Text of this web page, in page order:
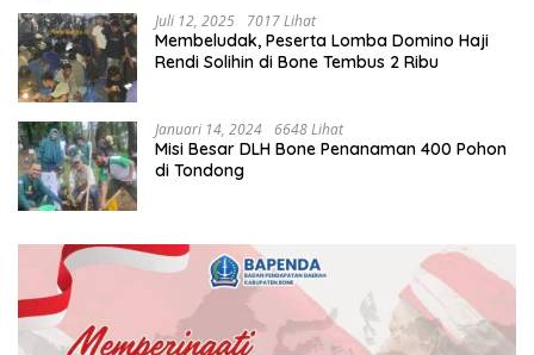
Juli 12, 2025 7017 Lihat
Membeludak, Peserta Lomba Domino Haji
Rendi Solihin di Bone Tembus 2 Ribu
Januari 14, 2024 6648 Lihat
Misi Besar DLH Bone Penanaman 400 Pohon
di Tondong